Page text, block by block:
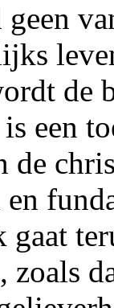
de
een
de
zoals